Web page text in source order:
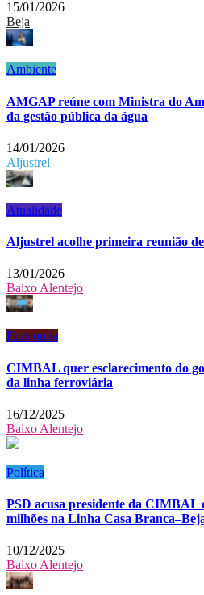
15/01/2026
Beja
Ambiente
AMGAP reúne com Ministra do
da gestão pública da água
14/01/2026
Aljustrel
Atualidade
Aljustrel acolhe primeira reunião
13/01/2026
Baixo Alentejo
Economia
CIMBAL quer esclarecimento do
da linha ferroviária
16/12/2025
Baixo Alentejo
Política
PSD acusa presidente da CIMBAL
milhões na Linha Casa
10/12/2025
Baixo Alentejo